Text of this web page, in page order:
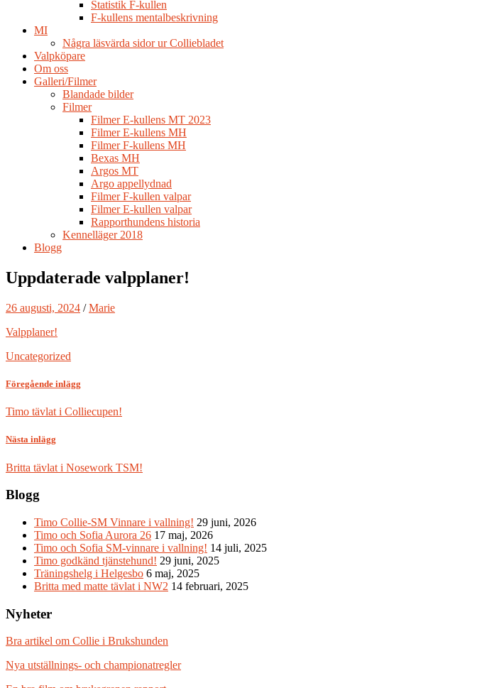
Statistik F-kullen
F-kullens mentalbeskrivning
MI
Några läsvärda sidor ur Colliebladet
Valpköpare
Om oss
Galleri/Filmer
Blandade bilder
Filmer
Filmer E-kullens MT 2023
Filmer E-kullens MH
Filmer F-kullens MH
Bexas MH
Argos MT
Argo appellydnad
Filmer F-kullen valpar
Filmer E-kullen valpar
Rapporthundens historia
Kennelläger 2018
Blogg
Uppdaterade valpplaner!
26 augusti, 2024 /Marie
Valpplaner!
Uncategorized
Föregående inlägg
Timo tävlat i Colliecupen!
Nästa inlägg
Britta tävlat i Nosework TSM!
Blogg
Timo Collie-SM Vinnare i vallning! 29 juni, 2026
Timo och Sofia Aurora 26 17 maj, 2026
Timo och Sofia SM-vinnare i vallning! 14 juli, 2025
Timo godkänd tjänstehund! 29 juni, 2025
Träningshelg i Helgesbo 6 maj, 2025
Britta med matte tävlat i NW2 14 februari, 2025
Nyheter
Bra artikel om Collie i Brukshunden
Nya utställnings- och championatregler